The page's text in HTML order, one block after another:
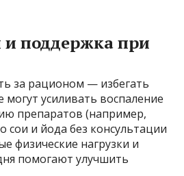
поддержка при
за рационом — избегать
усиливать воспаление
препаратов (например,
сои и йода без консультации
физические нагрузки и
помогают улучшить